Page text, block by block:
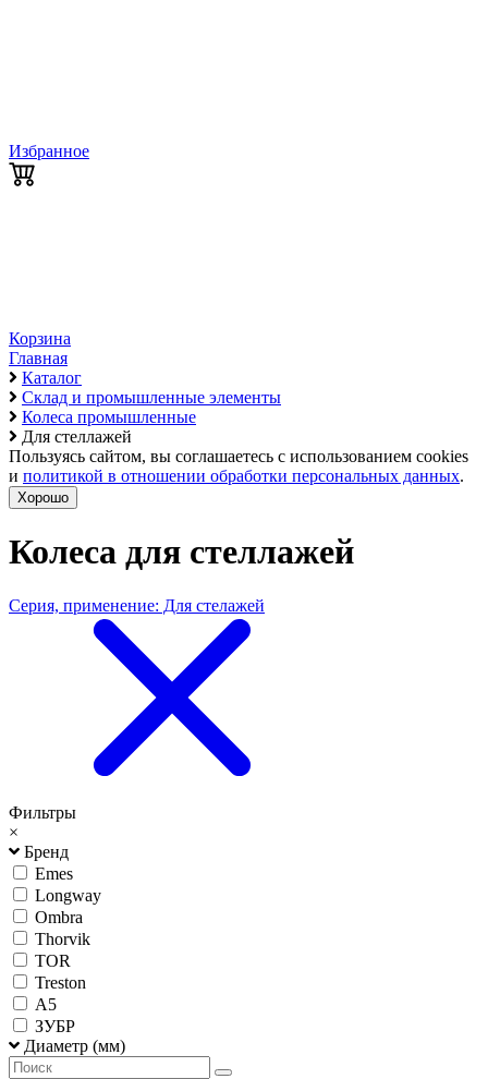
Избранное
Корзина
Главная
Каталог
Склад и промышленные элементы
Колеса промышленные
Для стеллажей
Пользуясь сайтом, вы соглашаетесь с использованием cookies
и политикой в отношении обработки персональных данных.
Хорошо
Колеса для стеллажей
Серия, применение: Для стелажей
Фильтры
×
Бренд
Emes
Longway
Ombra
Thorvik
TOR
Treston
А5
ЗУБР
Диаметр (мм)